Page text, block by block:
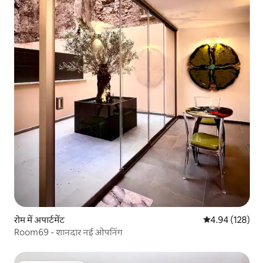
रोम में अपार्टमेंट औसत रेटिंग 5 में से
4.94 (128)
Room69 - शानदार नई ओपनिंग